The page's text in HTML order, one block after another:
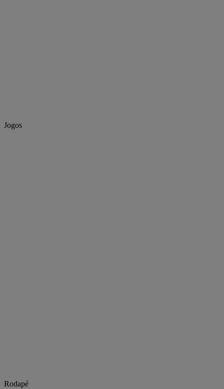
Jogos
Rodapé